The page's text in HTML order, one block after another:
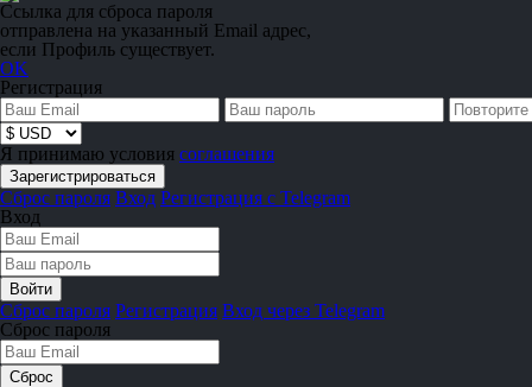
Ссылка для сброса пароля
отправлена на указанный Email адрес,
если Профиль существует.
OK
Регистрация
Я принимаю условия соглашения
Сброс пароля Вход Регистрация с Telegram
Вход
Сброс пароля Регистрация Вход через Telegram
Сброс пароля